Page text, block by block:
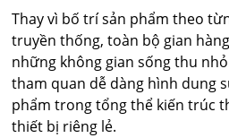
Thay vì bố trí sản phẩm theo
truyền thống, toàn bộ gian
những không gian sống thu
tham quan dễ dàng hình dung
phẩm trong tổng thể kiến trúc
thiết bị riêng lẻ.